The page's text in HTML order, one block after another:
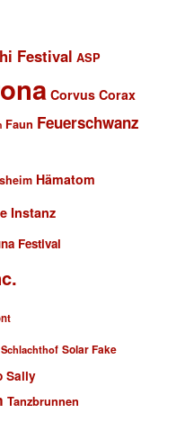
Festival ASP
Corvus Corax
Faun Feuerschwanz
Hämatom
Instanz
Festival
Schlachthof Solar Fake
Sally
Tanzbrunnen